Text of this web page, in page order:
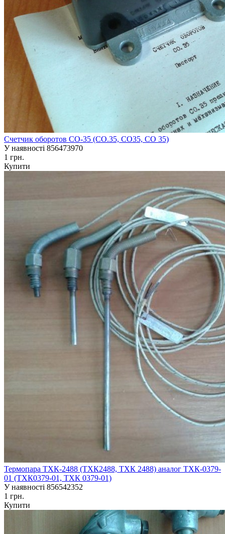
Счетчик оборотов СО-35 (СО.35, СО35, СО 35)
У наявності 856473970
1 грн.
Купити
Термопара ТХК-2488 (ТХК2488, ТХК 2488) аналог ТХК-0379-
01 (ТХК0379-01, ТХК 0379-01)
У наявності 856542352
1 грн.
Купити